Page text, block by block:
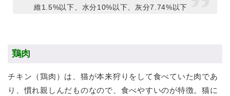
維1.5%以下、水分10%以下、灰分7.74%以下
鶏肉
チキン（鶏肉）は、猫が本来狩りをして食べていた肉であ
り、慣れ親しんだものなので、食べやすいのが特徴。猫に